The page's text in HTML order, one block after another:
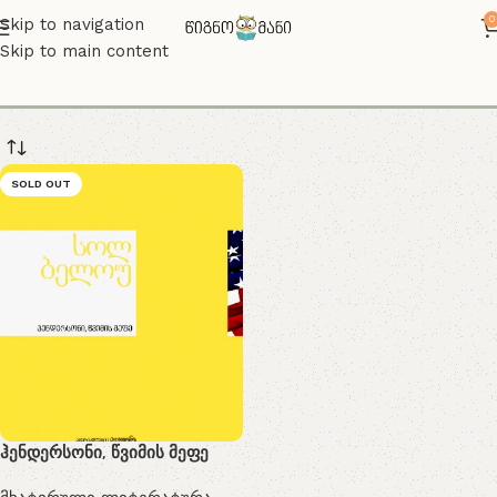
Skip to navigation
Skip to main content
0
SOLD OUT
ჰენდერსონი, წვიმის მეფე